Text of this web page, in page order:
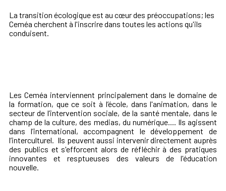
La transition écologique est au cœur des préoccupations; les
Ceméa cherchent à l'inscrire dans toutes les actions qu'ils
conduisent.
Les Ceméa interviennent principalement dans le domaine de
la formation, que ce soit à l’école, dans l'animation, dans le
secteur de l’intervention sociale, de la santé mentale, dans le
champ de la culture, des medias, du numérique.... Ils agissent
dans l’international, accompagnent le développement de
l’interculturel. Ils peuvent aussi intervenir directement auprès
des publics et s'efforcent alors de réfléchir à des pratiques
innovantes et resptueuses des valeurs de l'éducation
nouvelle.